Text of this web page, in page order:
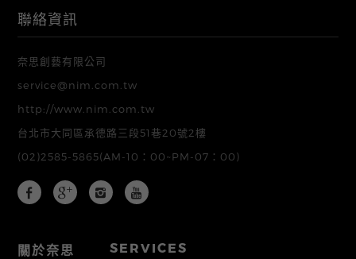
聯絡資訊
奈思創藝有限公司
service@nim.com.tw
http://www.nim.com.tw
台北市大同區承德路三段51巷20號2樓
(02)2585-5865(AM-10：00~PM-07：00)
關於奈思 SERVICES